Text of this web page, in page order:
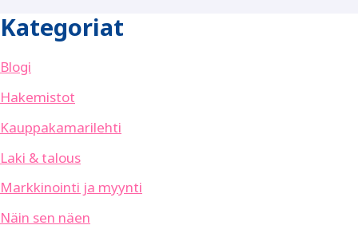
Kategoriat
Blogi
Hakemistot
Kauppakamarilehti
Laki & talous
Markkinointi ja myynti
Näin sen näen